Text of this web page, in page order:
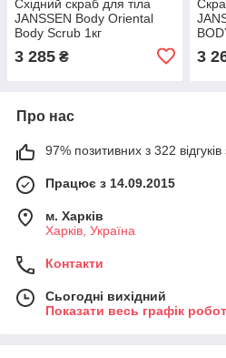
Східний скраб для тіла
JANSSEN Body Oriental
Body Scrub 1кг
3 285 ₴ 3
Про нас
97% позитивних з 322 відгуків
Працює з 14.09.2015
м. Харків
Харків, Україна
Контакти
Сьогодні вихідний
Показати весь графік